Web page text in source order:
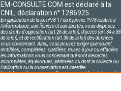
EM-CONSULTE.COM est déclaré à la
CNIL, déclaration n° 1286925.
En application de la loi nº78-17 du 6 janvier 1978 relative à
l'informatique, aux fichiers et aux libertés, vous disposez
des droits d'opposition (art.26 de la loi), d'accès (art.34 à 38
de la loi), et de rectification (art.36 de la loi) des données
vous concernant. Ainsi, vous pouvez exiger que soient
rectifiées, complétées, clarifiées, mises à jour ou effacées
les informations vous concernant qui sont inexactes,
incomplètes, équivoques, périmées ou dont la collecte ou
l'utilisation ou la conservation est interdite.
Les informations personnelles concernant les visiteurs de